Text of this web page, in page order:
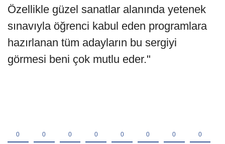
Özellikle güzel sanatlar alanında yetenek
sınavıyla öğrenci kabul eden programlara
hazırlanan tüm adayların bu sergiyi
görmesi beni çok mutlu eder."